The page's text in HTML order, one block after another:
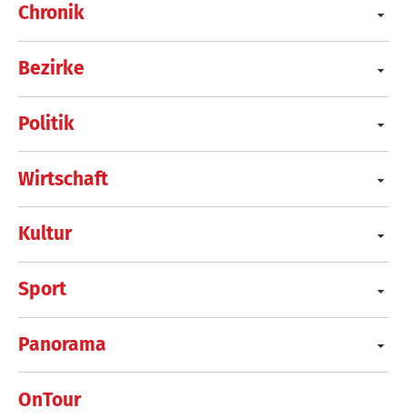
Chronik
Bezirke
Politik
Wirtschaft
Kultur
Sport
Panorama
OnTour